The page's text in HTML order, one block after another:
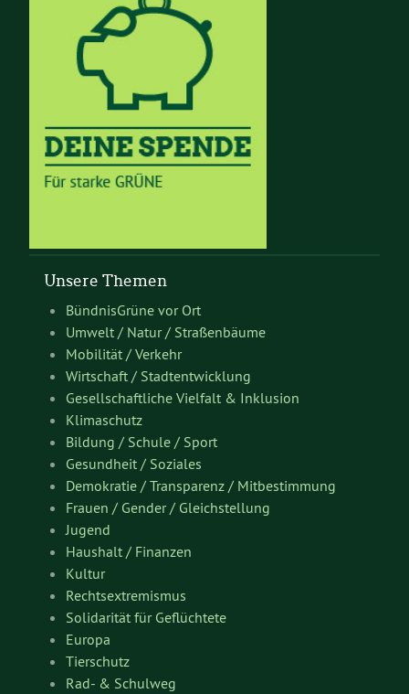
Unsere Themen
BündnisGrüne vor Ort
Umwelt / Natur / Straßenbäume
Mobilität / Verkehr
Wirtschaft / Stadtentwicklung
Gesellschaftliche Vielfalt & Inklusion
Klimaschutz
Bildung / Schule / Sport
Gesundheit / Soziales
Demokratie / Transparenz / Mitbestimmung
Frauen / Gender / Gleichstellung
Jugend
Haushalt / Finanzen
Kultur
Rechtsextremismus
Solidarität für Geflüchtete
Europa
Tierschutz
Rad- & Schulweg